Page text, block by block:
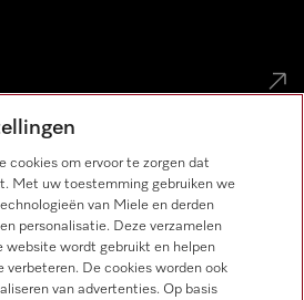
Youtube
cookies om ervoor te zorgen dat
Met uw toestemming gebruiken we
van Miele en derden
personalisatie. Deze verzamelen
website wordt gebruikt en helpen
verbeteren. De cookies worden ook
van advertenties. Op basis